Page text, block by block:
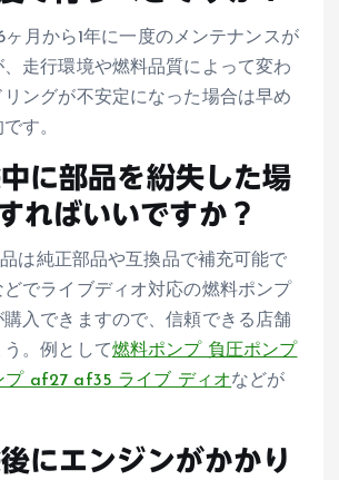
ヶ月から1年に一度のメンテナンスが
走行環境や燃料品質によって変わ
リングが不安定になった場合は早め
す。
に部品を紛失した場
ればいいですか？
は純正部品や互換品で補充可能で
でライブディオ対応の燃料ポンプ
入できますので、信頼できる店舗
。例として燃料ポンプ 負圧ポンプ
プ af27 af35 ライブ ディオなどが
にエンジンがかかり